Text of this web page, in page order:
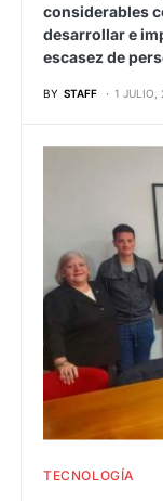
considerables
desarrollar e
escasez de
BY STAFF 1 JULIO,
TECNOLOGÍA